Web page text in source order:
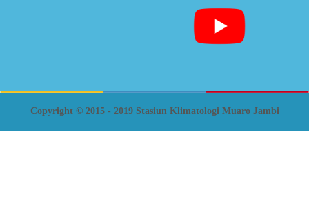
Copyright © 2015 - 2019 Stasiun Klimatologi Muaro Jambi